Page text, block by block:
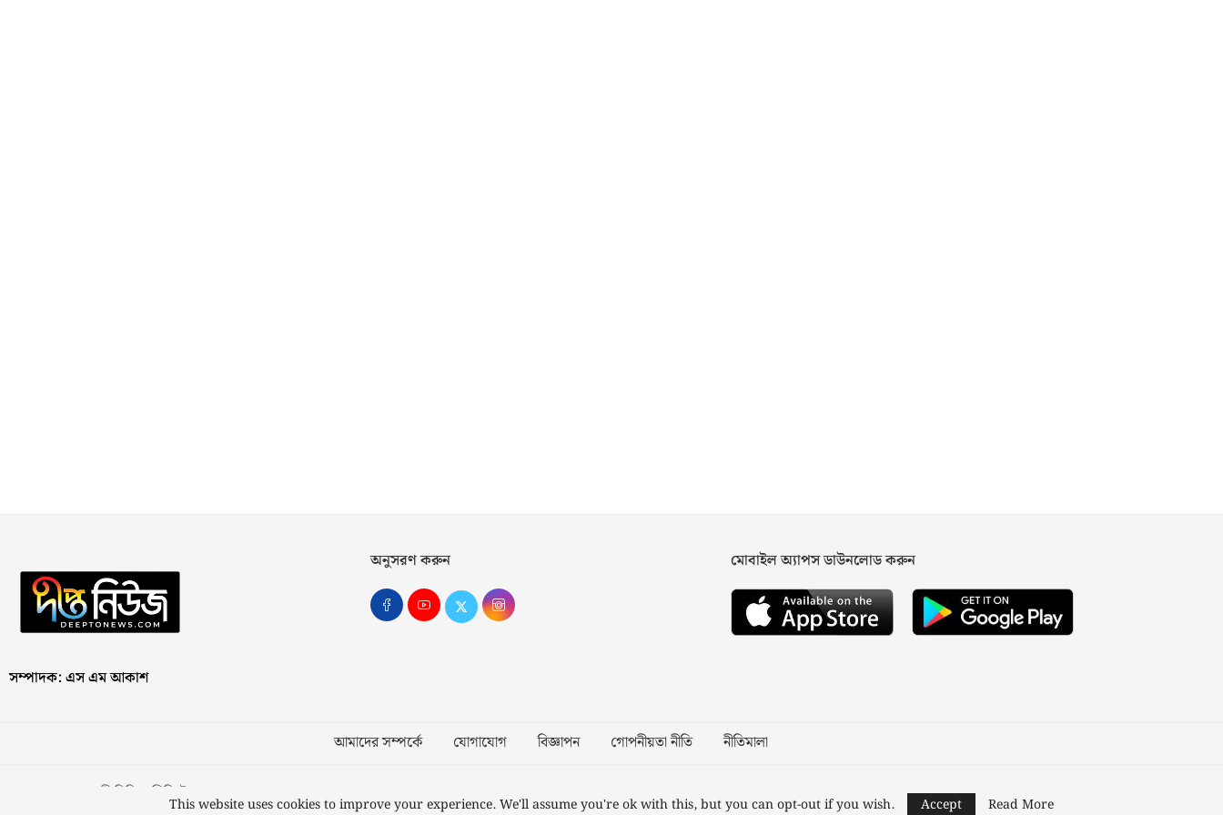
সম্পাদক: এস এম আকাশ
অনুসরণ করুন মোবাইল অ্যাপস ডাউনলোড করুন
আমাদের সম্পর্কে যোগাযোগ বিজ্ঞাপন গোপনীয়তা নীতি নীতিমালা
স্বত্ব © ২০২৩ কাজী মিডিয়া লিমিটেড Designed and Developed byNusratech Pte Ltd.
This website uses cookies to improve your experience. We'll assume you're ok with this, but you can opt-out if you wish. Accept Read More